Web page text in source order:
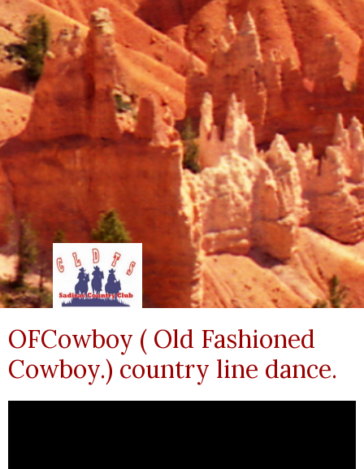
OFCowboy ( Old Fashioned
Cowboy.) country line dance.